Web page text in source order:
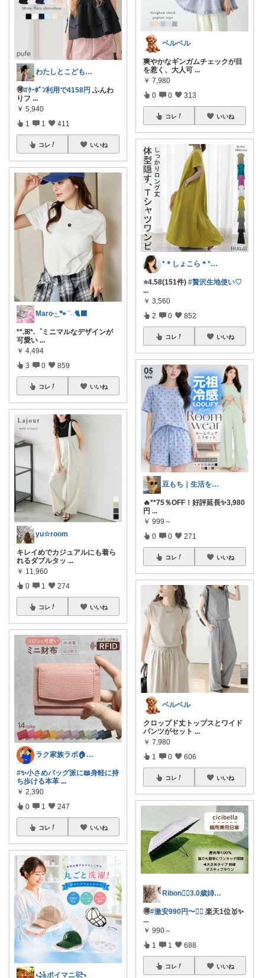
わたしとこどもの好きメモ 🧺
🉐#ｸｰﾎﾟﾝ利用で4158円 ふんわ
りフ ...
￥ 5,940
1 1 411
コレ いいね
Maro·͜· 🐾 ͗ ͗˒˒🐈‍⬛
**.ꕤ*.゜ミニマルなデザインが
可愛い ...
￥ 4,494
3 0 859
コレ いいね
yu☆room
キレイめでカジュアルにも着ら
れるダブルタッ ...
￥ 11,960
0 1 274
コレ いいね
ラク家族ラボ🏠️30代子育てパパルーム
#✨小さめバッグ派に📖身軽に持
ち歩ける本革 ...
￥ 2,390
0 1 247
コレ いいね
꧁ポイマニ꧂
ベルベル
爽やかなギンガムチェックが目
を惹く、大人可 ...
￥ 7,980
0 0 313
コレ いいね
*＊しょこら＊*朝コレ
⭐️4.58(151件) #贅沢生地使い♡
...
￥ 3,560
2 0 852
コレ いいね
豆もち｜生活を彩るマストバイ
🔥**75％OFF！好評延長✨3,980
円 ...
￥ 999～
0 0 271
コレ いいね
ベルベル
クロップド丈トップスとワイド
パンツがセット ...
￥ 7,980
1 0 606
コレ いいね
Ribon❁⃘3.0歳姉妹ﾏﾏ👧🏻♡
🉐#激安990円〜❤️‍🔥 楽天1位🥇✨
...
￥ 990～
1 1 688
コレ いいね